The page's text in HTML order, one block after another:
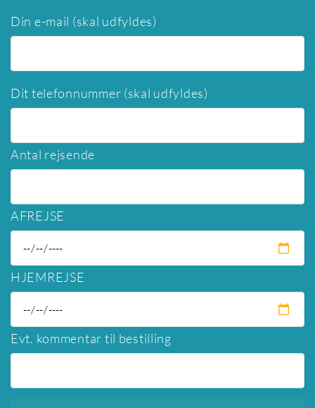
Din e-mail (skal udfyldes)
Dit telefonnummer (skal udfyldes)
Antal rejsende
AFREJSE
HJEMREJSE
Evt. kommentar til bestilling